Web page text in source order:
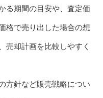
る期間の目安や、査定価
格で売り出した場合の想
売却計画を比較しやすく
方針など販売戦略につい